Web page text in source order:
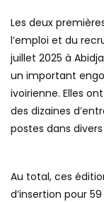
Les deux
l’emploi et du
juillet 2025 à
un important
ivoirienne. Elles
des dizaines
postes dans
Au total, ces
d’insertion pour